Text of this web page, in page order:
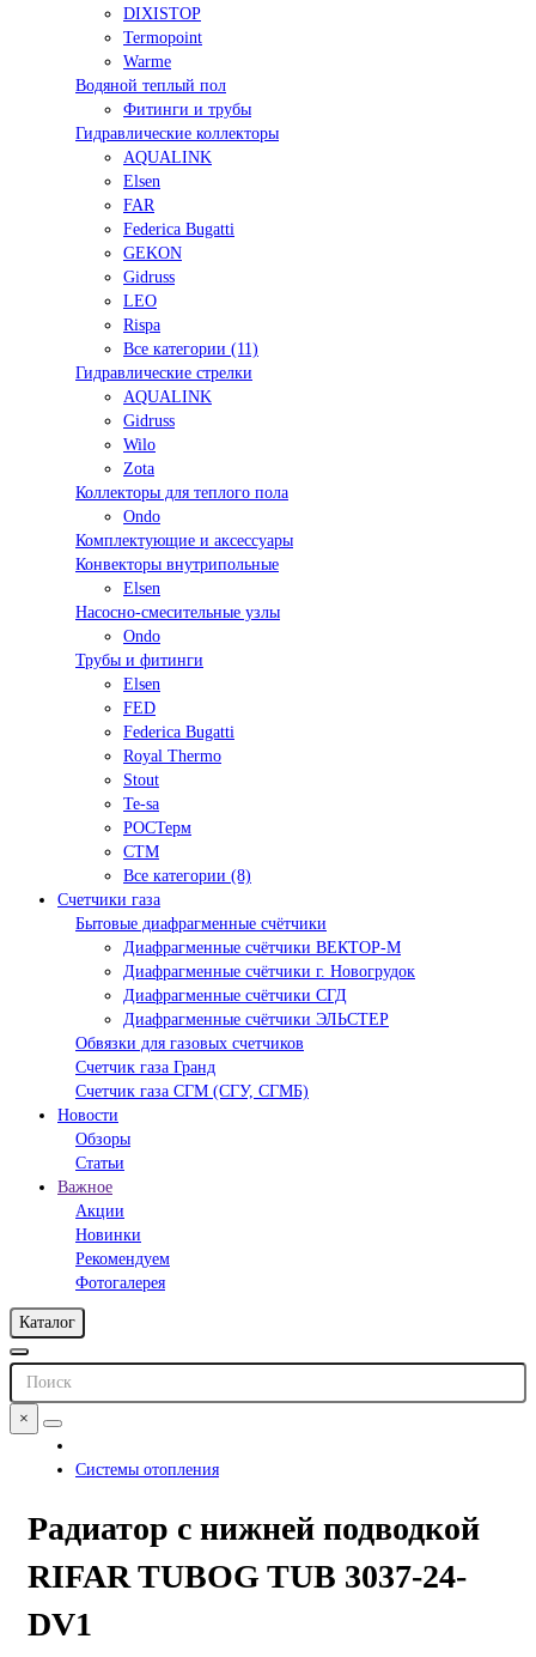
DIXISTOP
Termopoint
Warme
Водяной теплый пол
Фитинги и трубы
Гидравлические коллекторы
AQUALINK
Elsen
FAR
Federica Bugatti
GEKON
Gidruss
LEO
Rispa
Все категории (11)
Гидравлические стрелки
AQUALINK
Gidruss
Wilo
Zota
Коллекторы для теплого пола
Ondo
Комплектующие и аксессуары
Конвекторы внутрипольные
Elsen
Насосно-смесительные узлы
Ondo
Трубы и фитинги
Elsen
FED
Federica Bugatti
Royal Thermo
Stout
Te-sa
РОСТерм
СТМ
Все категории (8)
Счетчики газа
Бытовые диафрагменные счётчики
Диафрагменные счётчики ВЕКТОР-М
Диафрагменные счётчики г. Новогрудок
Диафрагменные счётчики СГД
Диафрагменные счётчики ЭЛЬСТЕР
Обвязки для газовых счетчиков
Счетчик газа Гранд
Счетчик газа СГМ (СГУ, СГМБ)
Новости
Обзоры
Статьи
Важное
Акции
Новинки
Рекомендуем
Фотогалерея
Каталог
×
Системы отопления
Радиатор с нижней подводкой
RIFAR TUBOG TUB 3037-24-
DV1